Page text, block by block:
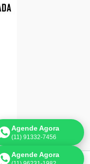
Agende Agora
(11) 91332-7456
Agende Agora